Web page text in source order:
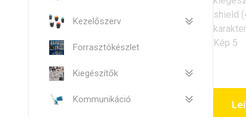
Kezelőszerv
Forrasztókészlet
Kiegészítők
Kommunikáció